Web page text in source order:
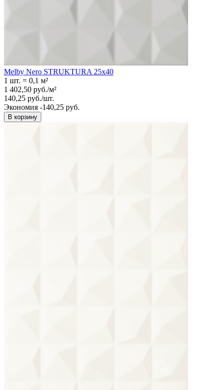
Melby Nero STRUKTURA 25x40
1 шт. = 0,1 м²
1 402,50 руб./м²
140,25 руб./шт.
Экономия -140,25 руб.
В корзину